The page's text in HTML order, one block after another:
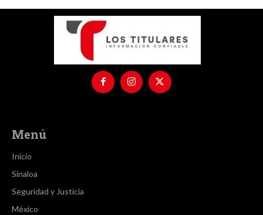
Menú
Inicio
Sinaloa
Seguridad y Justicia
México